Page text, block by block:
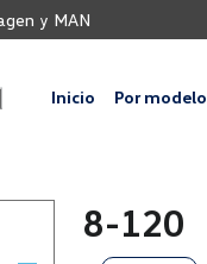
y MAN
Inicio Por modelo
8-120